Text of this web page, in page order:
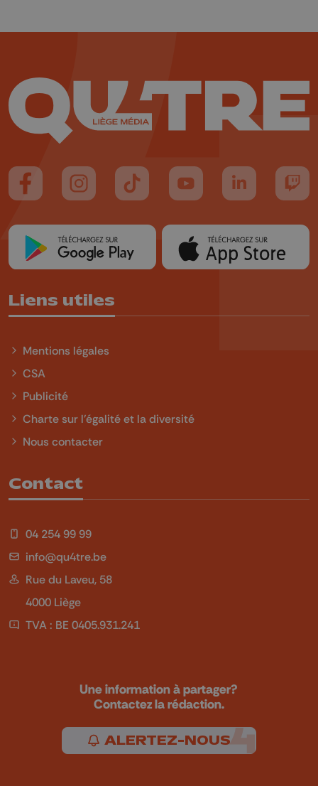
Suivez-nous sur FaceBook
Suivez-nous sur Instagram
Suivez-nous sur TikTok
Suivez-nous sur YouTube
Suivez-nous
Liens utiles
Mentions légales
CSA
Publicité
Charte sur l'égalité et la diversité
Nous contacter
Contact
04 254 99 99
info@qu4tre.be
Rue du Laveu, 58
4000 Liège
TVA : BE 0405.931.241
Une information à partager?
Contactez la rédaction.
ALERTEZ-NOUS